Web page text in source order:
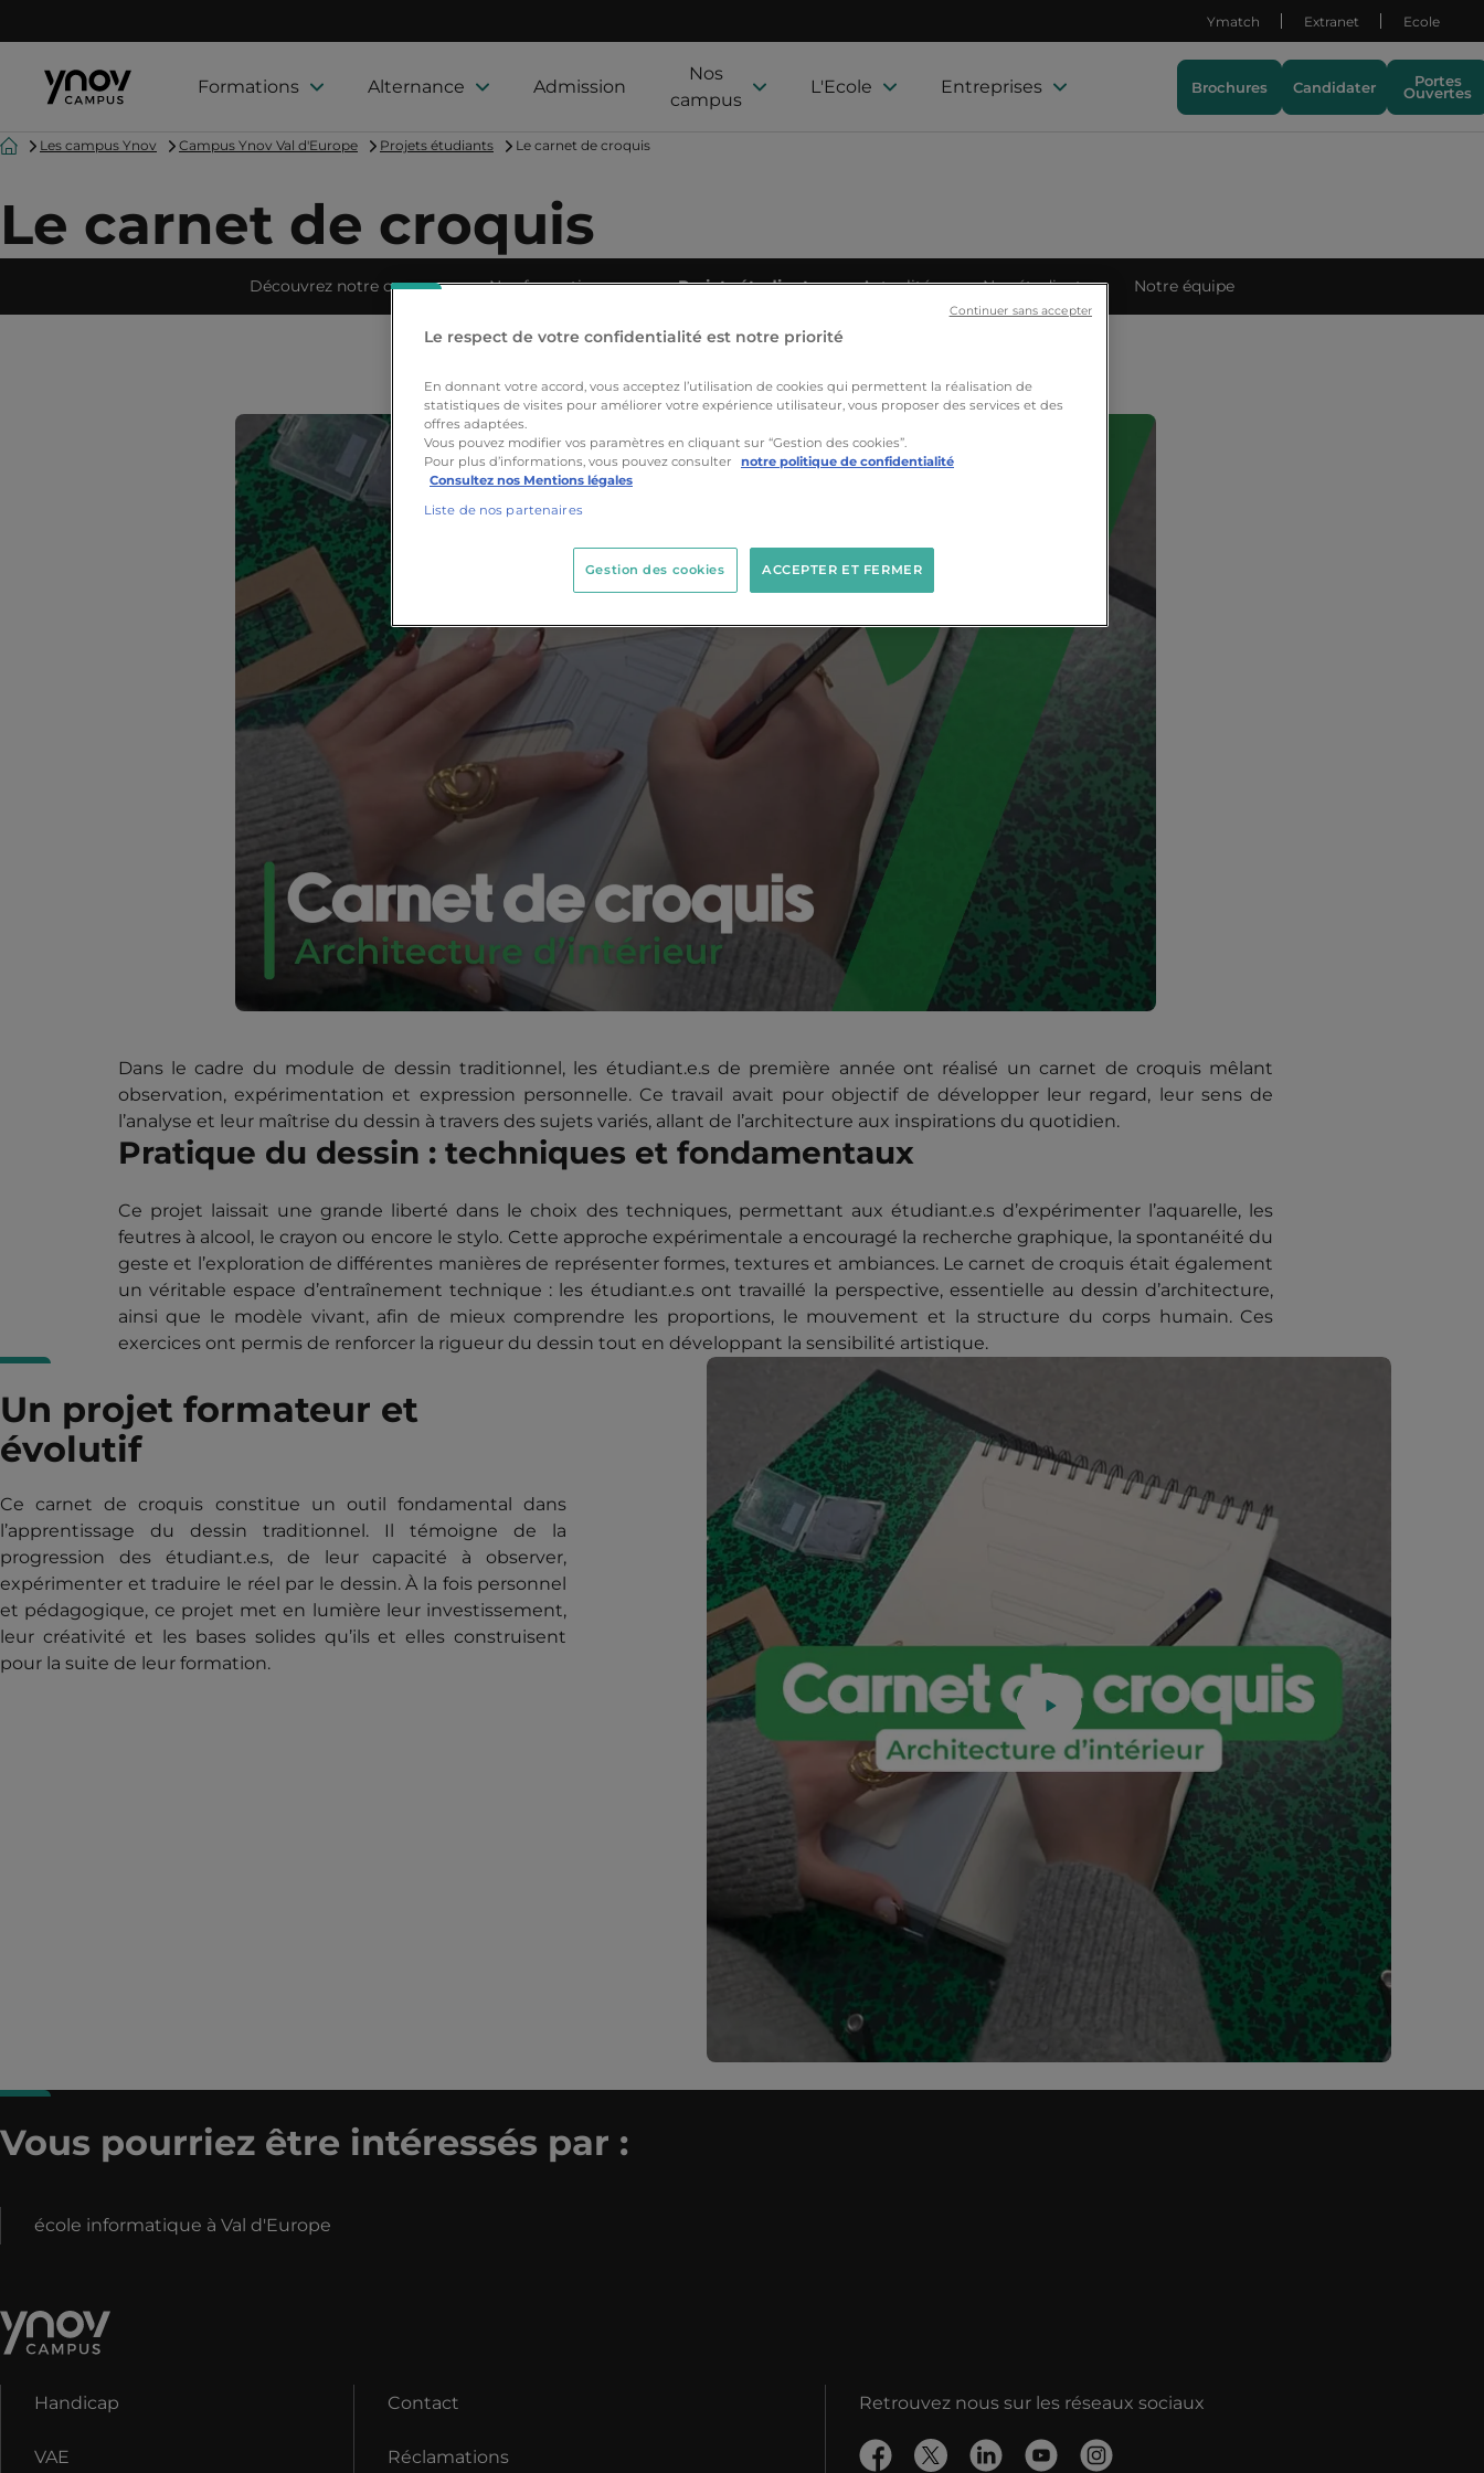
Formations Alternance Admission
Nos
campus
L'Ecole Entreprises
Ymatch Extranet Ecole
Brochures Candidater Portes
Ouvertes
AccueilLes campus Ynov Campus Ynov Val d'Europe Projets étudiants Le carnet de croquis
Le carnet de croquis
Découvrez notre campus Nos formations Projets étudiants Actualités Nos étudiants Notre équipe
Dans le cadre du module de dessin traditionnel, les étudiant.e.s de première année ont réalisé un carnet de croquis mêlant
observation, expérimentation et expression personnelle. Ce travail avait pour objectif de développer leur regard, leur sens de
l’analyse et leur maîtrise du dessin à travers des sujets variés, allant de l’architecture aux inspirations du quotidien.
Pratique du dessin : techniques et fondamentaux
Ce projet laissait une grande liberté dans le choix des techniques, permettant aux étudiant.e.s d’expérimenter l’aquarelle, les
feutres à alcool, le crayon ou encore le stylo. Cette approche expérimentale a encouragé la recherche graphique, la spontanéité du
geste et l’exploration de différentes manières de représenter formes, textures et ambiances. Le carnet de croquis était également
un véritable espace d’entraînement technique : les étudiant.e.s ont travaillé la perspective, essentielle au dessin d’architecture,
ainsi que le modèle vivant, afin de mieux comprendre les proportions, le mouvement et la structure du corps humain. Ces
exercices ont permis de renforcer la rigueur du dessin tout en développant la sensibilité artistique.
Un projet formateur et
évolutif
Ce carnet de croquis constitue un outil fondamental dans
l’apprentissage du dessin traditionnel. Il témoigne de la
progression des étudiant.e.s, de leur capacité à observer,
expérimenter et traduire le réel par le dessin. À la fois personnel
et pédagogique, ce projet met en lumière leur investissement,
leur créativité et les bases solides qu’ils et elles construisent
pour la suite de leur formation.
Vous pourriez être intéressés par :
école informatique à Val d'Europe
Handicap
VAE
Contact
Réclamations
Retrouvez nous sur les réseaux sociaux
Le respect de votre confidentialité est notre priorité
En donnant votre accord, vous acceptez l’utilisation de cookies qui permettent la réalisation de
statistiques de visites pour améliorer votre expérience utilisateur, vous proposer des services et des
offres adaptées.
Vous pouvez modifier vos paramètres en cliquant sur “Gestion des cookies”.
Pour plus d’informations, vous pouvez consulter
notre politique de confidentialité
Consultez nos Mentions légales
Liste de nos partenaires
ACCEPTER ET FERMER
Gestion des cookies
Continuer sans accepter